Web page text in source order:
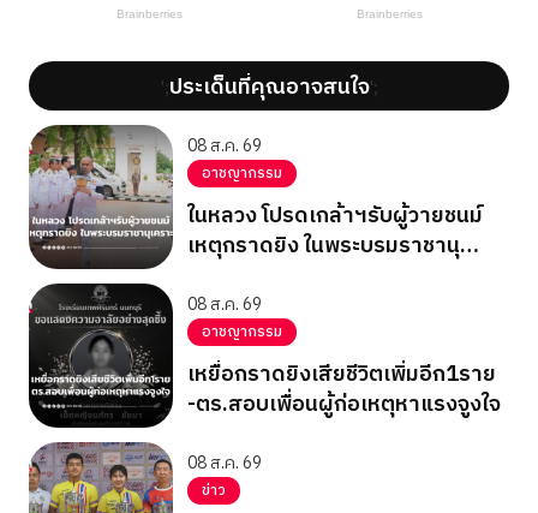
';ประเด็นที่คุณอาจสนใจ';
08 ส.ค. 69
อาชญากรรม
ในหลวง โปรดเกล้าฯรับผู้วายชนม์
เหตุกราดยิง ในพระบรมราชานุ
08 ส.ค. 69
อาชญากรรม
เหยื่อกราดยิงเสียชีวิตเพิ่มอีก1ราย
-ตร.สอบเพื่อนผู้ก่อเหตุหาแรงจูงใจ
08 ส.ค. 69
ข่าว